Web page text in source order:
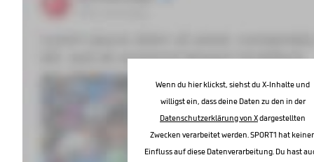
Wenn du hier klickst, siehst du X-Inhalte und
willigst ein, dass deine Daten zu den in der
Datenschutzerklärung von Xdargestellten
Zwecken verarbeitet werden. SPORT1 hat
Einfluss auf diese Datenverarbeitung. Du hast